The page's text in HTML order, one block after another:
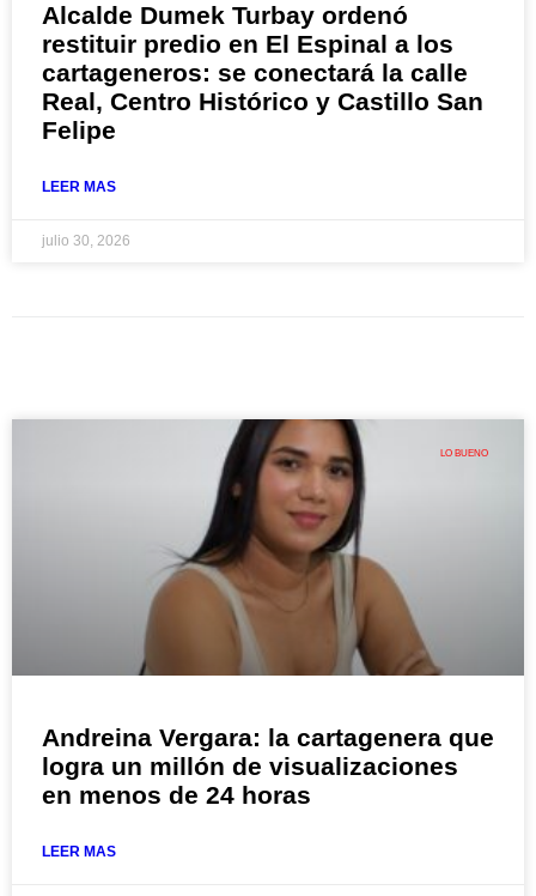
Alcalde Dumek Turbay ordenó
restituir predio en El Espinal a los
cartageneros: se conectará la calle
Real, Centro Histórico y Castillo San
Felipe
LEER MAS
julio 30, 2026
LO BUENO
Andreina Vergara: la cartagenera que
logra un millón de visualizaciones
en menos de 24 horas
LEER MAS